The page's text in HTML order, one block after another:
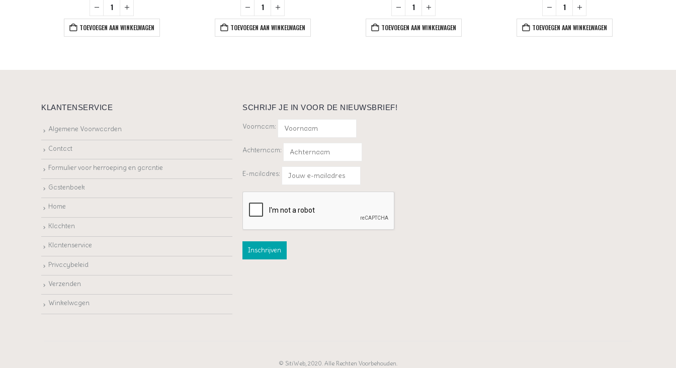
TOEVOEGEN AAN WINKELWAGEN TOEVOEGEN AAN WINKELWAGEN TOEVOEGEN AAN WINKELWAGEN TOEVOEGEN AAN WINKELWAGEN
KLANTENSERVICE
Algemene Voorwaarden
Contact
Formulier voor herroeping en garantie
Gastenboek
Home
Klachten
Klantenservice
Privacybeleid
Verzenden
Winkelwagen
SCHRIJF JE IN VOOR DE NIEUWSBRIEF!
Voornaam:
Achternaam:
E-mailadres:
© SitiWeb, 2020. Alle Rechten Voorbehouden.